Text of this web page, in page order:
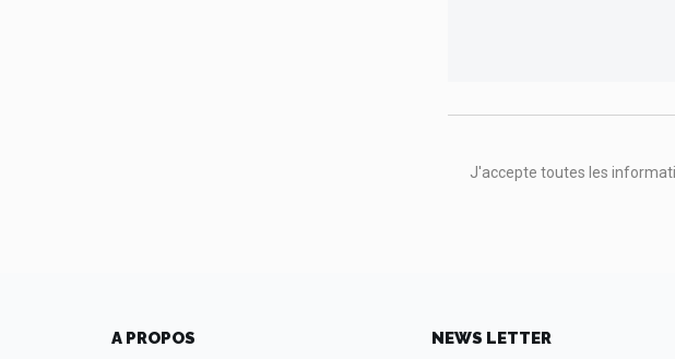
J'accepte toutes les
A PROPOS NEWS LETTER